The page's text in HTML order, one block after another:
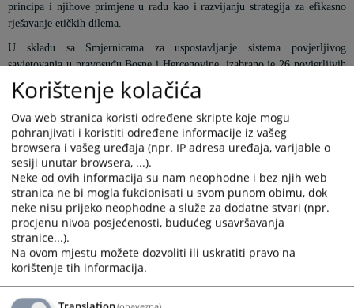
principa i njihove primjene u radu kao i razvijanju strategija za efikasno
rješavanje etičkih dilema.
U skladu sa Smjernicama za uspostavljanje sistema povjerljivog
savjetovanja u pravosuđu Bosne i Hercegovine, izabrano je 26 povjerljivih
savjetnika koji pružaju podršku nosiocima pravosudnih funkcija u
pitanjima etike i integriteta.
Na sjednici VSTV-a usvojen je zaključak kojim je mandat izabranim
povjerljivim savjetnicima produžen do juna 2028. godine.
U pratećem dokumentu je lista povjerljivih savjetnika u pravosuđu u BiH,
kao i promotivni video materijal.
Prikazana vijest je na: Bosanski jezik
Linkovi
Promotivni video materijal
Korištenje kolačića
Ova web stranica koristi određene skripte koje mogu
pohranjivati i koristiti određene informacije iz vašeg
browsera i vašeg uređaja (npr. IP adresa uređaja, varijable o
sesiji unutar browsera, ...).
Neke od ovih informacija su nam neophodne i bez njih web
stranica ne bi mogla fukcionisati u svom punom obimu, dok
neke nisu prijeko neophodne a služe za dodatne stvari (npr.
procjenu nivoa posjećenosti, budućeg usavršavanja
stranice...).
Na ovom mjestu možete dozvoliti ili uskratiti pravo na
korištenje tih informacija.